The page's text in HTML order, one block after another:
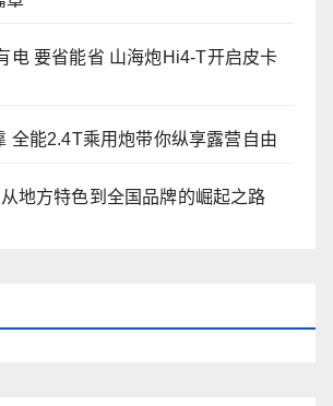
电 要省能省 山海炮Hi4-T开启皮卡
全能2.4T乘用炮带你纵享露营自由
从地方特色到全国品牌的崛起之路